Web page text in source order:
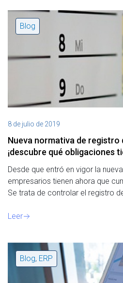
Blog
8 de julio de 2019
Nueva normativa de registro
¡descubre qué obligaciones
Desde que entró en vigor la
empresarios tienen ahora que
Se trata de controlar el registro
Leer
Blog, ERP